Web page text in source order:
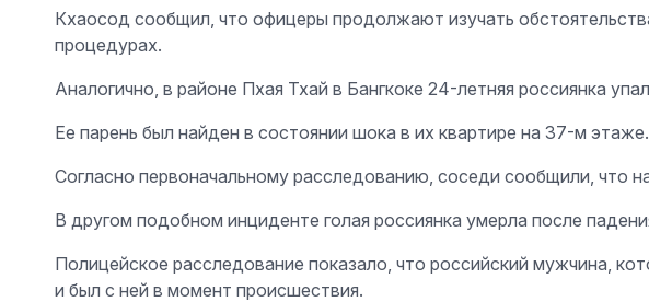
Кхаосод сообщил, что офицеры продолжают изучать
процедурах.
Аналогично, в районе Пхая Тхай в Бангкоке 24-летняя россиянка
Ее парень был найден в состоянии шока в их квартире на 37-м этаже.
Согласно первоначальному расследованию, соседи сообщили, что
В другом подобном инциденте голая россиянка умерла после
Полицейское расследование показало, что российский мужчина,
и был с ней в момент происшествия.